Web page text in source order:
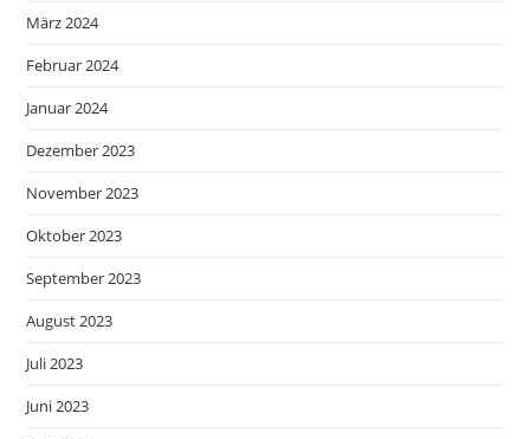
März 2024
Februar 2024
Januar 2024
Dezember 2023
November 2023
Oktober 2023
September 2023
August 2023
Juli 2023
Juni 2023